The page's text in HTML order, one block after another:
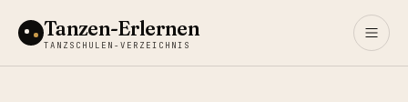
Tanzen-Erlernen
TANZSCHULEN-VERZEICHNIS